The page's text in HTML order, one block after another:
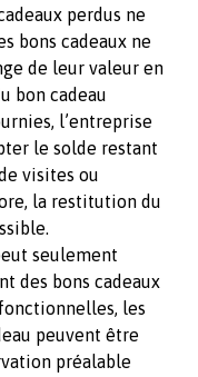
perdus ne
bons cadeaux ne
de leur valeur en
bon cadeau
l’entreprise
le solde restant
visites ou
la restitution du
seulement
des bons cadeaux
les
peuvent être
préalable